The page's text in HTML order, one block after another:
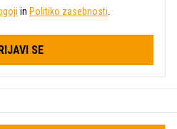
in Politiko zasebnosti.
SE